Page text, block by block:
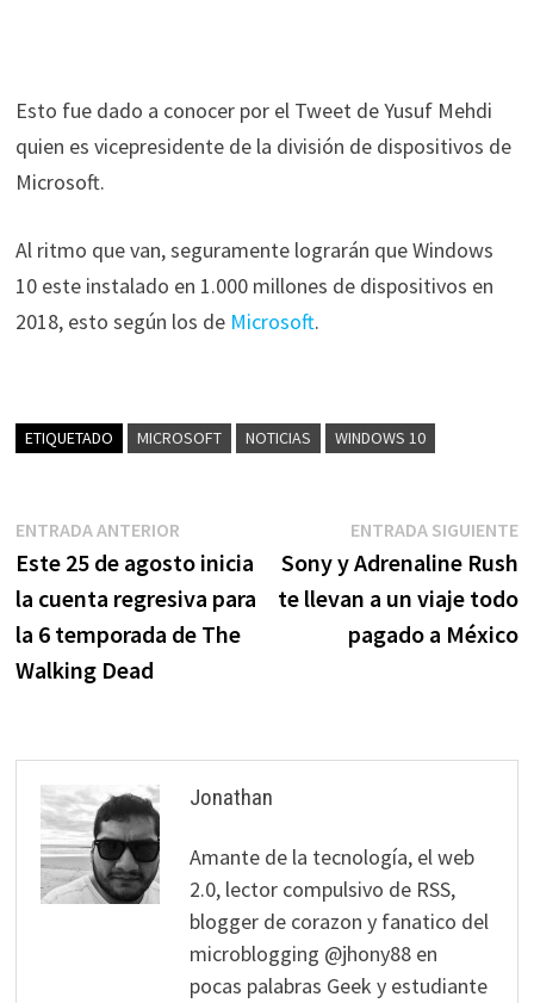
Esto fue dado a conocer por el Tweet de Yusuf Mehdi
quien es vicepresidente de la división de dispositivos de
Microsoft.
Al ritmo que van, seguramente lograrán que Windows
10 este instalado en 1.000 millones de dispositivos en
2018, esto según los de Microsoft.
ETIQUETADO MICROSOFT NOTICIAS WINDOWS 10
Navegación
de
entradas
ENTRADA ANTERIOREntrada
anterior:
Este 25 de agosto inicia
la cuenta regresiva para
la 6 temporada de The
Walking Dead
ENTRADA SIGUIENTE
Sony y Adrenaline Rush
te llevan a un viaje todo
pagado a México
Jonathan
Amante de la tecnología, el web
2.0, lector compulsivo de RSS,
blogger de corazon y fanatico del
microblogging @jhony88 en
pocas palabras Geek y estudiante